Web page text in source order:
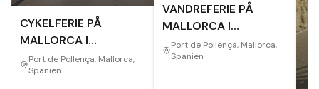
CYKELFERIE PÅ
MALLORCA I
EFTERÅRET
Port de Pollença, Mallorca,
Spanien
VANDREFERIE PÅ
MALLORCA I
EFTERÅRET
Port de Pollença, Mallorca,
Spanien